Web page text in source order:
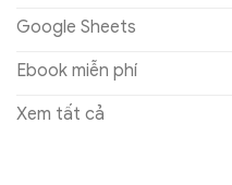
Google Sheets
Ebook miễn phí
Xem tất cả